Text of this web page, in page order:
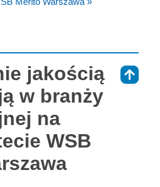
jakością
w branży
na
WSB